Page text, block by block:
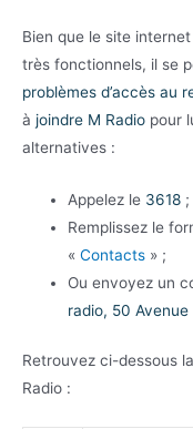
Bien que le site
très fonctionnels, il se
problèmes d’accès au
à joindre M Radio pour
alternatives :
Appelez le 3618 ;
Remplissez le
«Contacts » ;
Ou envoyez un
radio, 50
Retrouvez ci-dessous
Radio :